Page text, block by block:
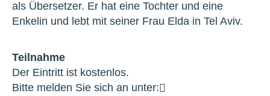
als Übersetzer. Er hat eine Tochter und eine
Enkelin und lebt mit seiner Frau Elda in Tel Aviv.
Teilnahme
Der Eintritt ist kostenlos.
Bitte melden Sie sich an unter: